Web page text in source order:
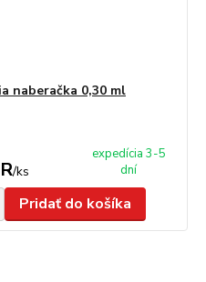
naberačka 0,30 ml
/ks
expedícia 3-5
dní
Pridať do košíka